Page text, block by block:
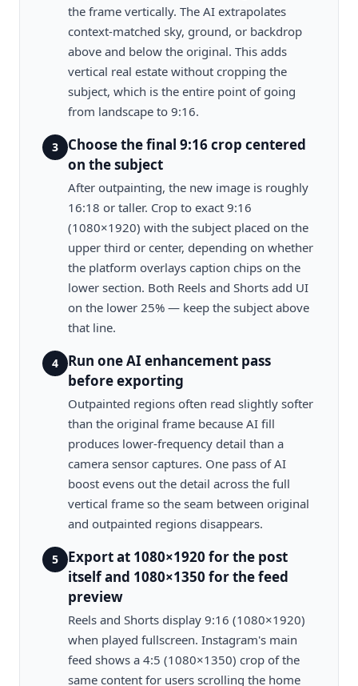
the frame vertically. The AI extrapolates
context-matched sky, ground, or backdrop
above and below the original. This adds
vertical real estate without cropping the
subject, which is the entire point of going
from landscape to 9:16.
3
Choose the final 9:16 crop centered
on the subject
After outpainting, the new image is roughly
16:18 or taller. Crop to exact 9:16
(1080×1920) with the subject placed on the
upper third or center, depending on whether
the platform overlays caption chips on the
lower section. Both Reels and Shorts add UI
on the lower 25% — keep the subject above
that line.
4
Run one AI enhancement pass
before exporting
Outpainted regions often read slightly softer
than the original frame because AI fill
produces lower-frequency detail than a
camera sensor captures. One pass of AI
boost evens out the detail across the full
vertical frame so the seam between original
and outpainted regions disappears.
5
Export at 1080×1920 for the post
itself and 1080×1350 for the feed
preview
Reels and Shorts display 9:16 (1080×1920)
when played fullscreen. Instagram's main
feed shows a 4:5 (1080×1350) crop of the
same content for users scrolling the home